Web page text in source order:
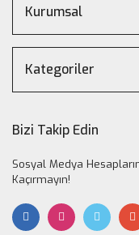
Kurumsal
Kategoriler
Bizi Takip Edin
Sosyal Medya
Kaçırmayın!